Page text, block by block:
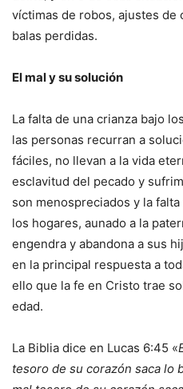
víctimas de robos, ajustes de
balas perdidas.
El mal y su solución
La falta de una crianza bajo
las personas recurran a
fáciles, no llevan a la vida
esclavitud del pecado y
son menospreciados y la
los hogares, aunado a la
engendra y abandona a sus
en la principal respuesta a
ello que la fe en Cristo trae
edad.
La Biblia dice en Lucas 6:45 «
tesoro de su corazón saca lo